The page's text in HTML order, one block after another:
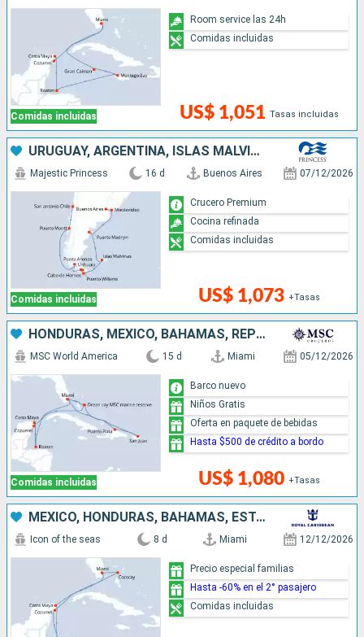
Comidas incluidas US$ 1,051 Tasas incluidas
Room service las 24h
Comidas incluidas
URUGUAY, ARGENTINA, ISLAS MALVINAS, CHILE
Comidas incluidas
Majestic Princess 16 d Buenos Aires 07/12/2026
US$ 1,073 +Tasas
Crucero Premium
Cocina refinada
Comidas incluidas
HONDURAS, MÉXICO, BAHAMAS, REPÚBLICA DOMINICANA, PUERTO RICO, ESTADOS UNIDOS
Comidas incluidas
MSC World America 15 d Miami 05/12/2026
US$ 1,080 +Tasas
Barco nuevo
Niños Gratis
Oferta en paquete de bebidas
Hasta $500 de crédito a bordo
MÉXICO, HONDURAS, BAHAMAS, ESTADOS UNIDOS
Icon of the seas 8 d Miami 12/12/2026
Precio especial familias
Hasta -60% en el 2° pasajero
Comidas incluidas